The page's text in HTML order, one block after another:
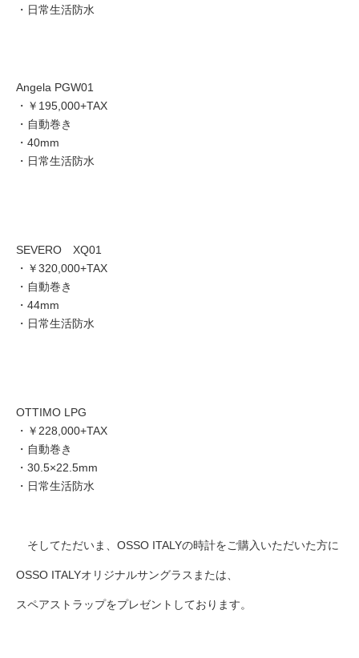
・日常生活防水
Angela PGW01
・￥195,000+TAX
・自動巻き
・40mm
・日常生活防水
SEVERO XQ01
・￥320,000+TAX
・自動巻き
・44mm
・日常生活防水
OTTIMO LPG
・￥228,000+TAX
・自動巻き
・30.5×22.5mm
・日常生活防水
そしてただいま、OSSO ITALYの時計をご購入いただいた方に
OSSO ITALYオリジナルサングラスまたは、
スペアストラップをプレゼントしております。